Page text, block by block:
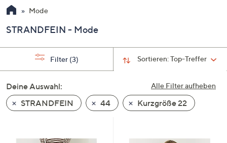
Sie
Pfeiltasten
nach
und
nach
unten
oder
Mode
STRANDFEIN - Mode
Sortieren:Top-Treffer
Filter (3)
Alle Filter aufheben
Deine Auswahl:
STRANDFEIN
44 Kurzgröße 22